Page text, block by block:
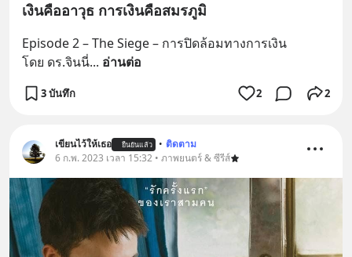
เงินคืออาวุธ การเงินคือสมรภูมิ
Episode 2 – The Siege – การปิดล้อมทางการเงิน
โดย ดร.จินนี่... อ่านต่อ
3 บันทึก 2 2
เขียนไว้ให้เธอ ยืนยันแล้ว • ติดตาม
6 ก.พ. 2023 เวลา 15:32 • ภาพยนตร์ & ซีรีส์